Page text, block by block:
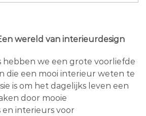
wereld van interieurdesign
hebben we een grote voorliefde
die een mooi interieur weten te
is om het dagelijks leven een
door mooie
interieurs voor